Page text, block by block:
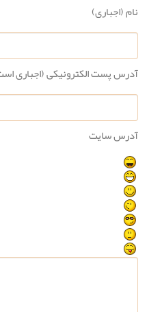
نام (اجباری)
آدرس پست الکترونیکی (اجباری
آدرس سایت